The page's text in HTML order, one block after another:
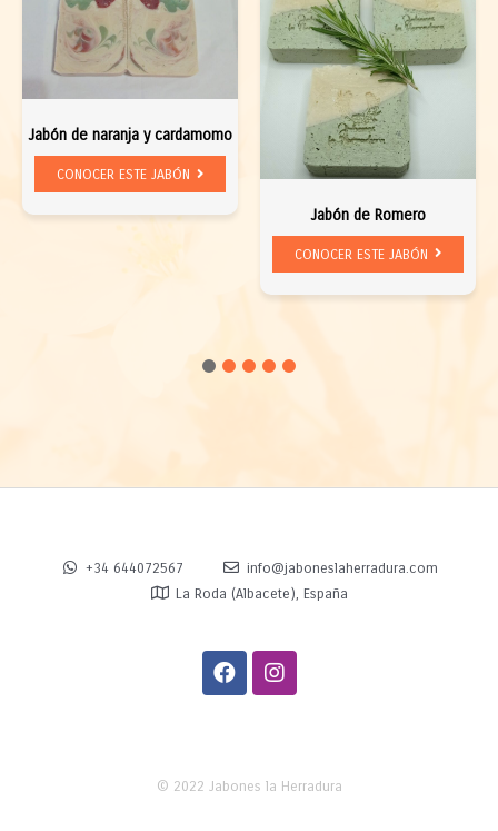
Jabón de naranja y cardamomo
CONOCER ESTE JABÓN
Jabón de Romero
CONOCER ESTE JABÓN
4 5
+34 644072567
info@jaboneslaherradura.com
La Roda (Albacete), España
© 2022 Jabones la Herradura